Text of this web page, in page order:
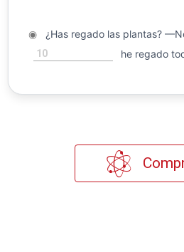
◉¿Has regado las plantas?
10 he regado